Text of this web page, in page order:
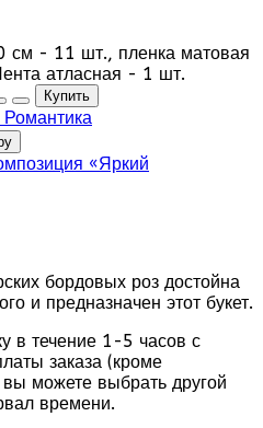
см - 11 шт., пленка матовая
атласная - 1 шт.
Романтика
«Яркий
бордовых роз достойна
и предназначен этот букет.
в течение 1-5 часов с
заказа (кроме
можете выбрать другой
времени.